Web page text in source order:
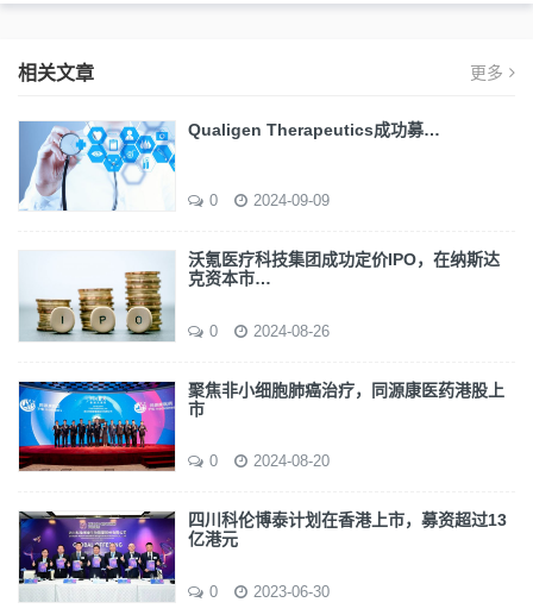
相关文章 更多
Qualigen Therapeutics成功募…
0 2024-09-09
沃氪医疗科技集团成功定价IPO，在纳斯达
克资本市…
0 2024-08-26
聚焦非小细胞肺癌治疗，同源康医药港股上
市
0 2024-08-20
四川科伦博泰计划在香港上市，募资超过13
亿港元
0 2023-06-30